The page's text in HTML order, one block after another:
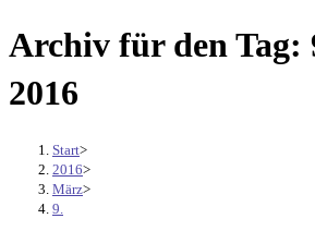
Archiv für den Tag:
2016
Start>
2016>
März>
9.